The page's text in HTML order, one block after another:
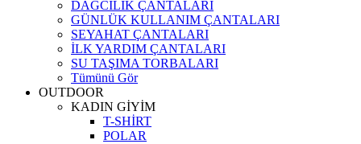
DAĞCILIK ÇANTALARI
GÜNLÜK KULLANIM ÇANTALARI
SEYAHAT ÇANTALARI
İLK YARDIM ÇANTALARI
SU TAŞIMA TORBALARI
Tümünü Gör
OUTDOOR
KADIN GİYİM
T-SHİRT
POLAR